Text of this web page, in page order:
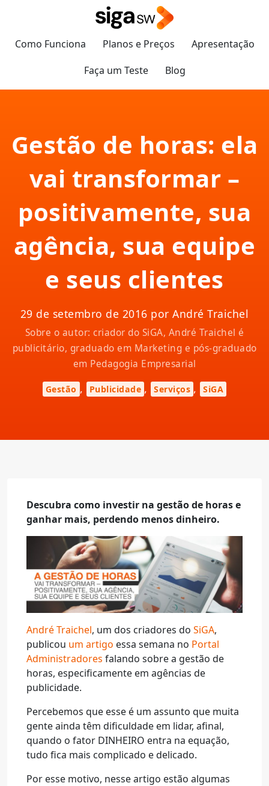
Como Funciona Planos e Preços
Apresentação
Faça um Teste
Blog
Gestão de horas: ela
vai transformar –
positivamente, sua
agência, sua equipe
e seus clientes
29 de setembro de 2016 por André Traichel
Sobre o autor: criador do SiGA, André Traichel é
publicitário, graduado em Marketing e pós-graduado
em Pedagogia Empresarial
Gestão , Publicidade , Serviços , SiGA
Descubra como investir na gestão de horas e
ganhar mais, perdendo menos dinheiro.
André Traichel, um dos criadores do SiGA,
publicou um artigo essa semana no Portal
Administradores falando sobre a gestão de
horas, especificamente em agências de
publicidade.
Percebemos que esse é um assunto que muita
gente ainda têm dificuldade em lidar, afinal,
quando o fator DINHEIRO entra na equação,
tudo fica mais complicado e delicado.
Por esse motivo, nesse artigo estão algumas